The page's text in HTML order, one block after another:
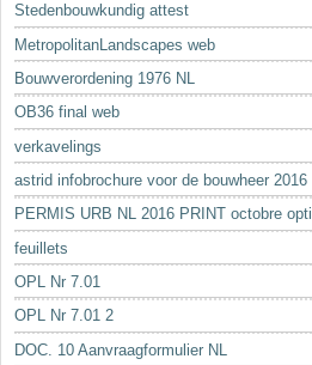
Stedenbouwkundig attest
MetropolitanLandscapes web
Bouwverordening 1976 NL
OB36 final web
verkavelings
astrid infobrochure voor de bouwheer 2016
PERMIS URB NL 2016 PRINT octobre opti
feuillets
OPL Nr 7.01
OPL Nr 7.01 2
DOC. 10 Aanvraagformulier NL